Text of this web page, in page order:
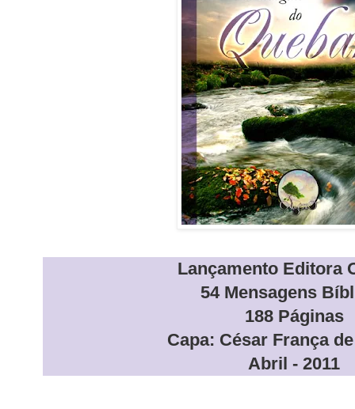
Lançamento Editora
54 Mensagens
188 Páginas
Capa: César França
Abril - 2011